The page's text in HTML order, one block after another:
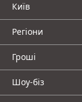
Київ
Регіони
Гроші
Шоу-біз